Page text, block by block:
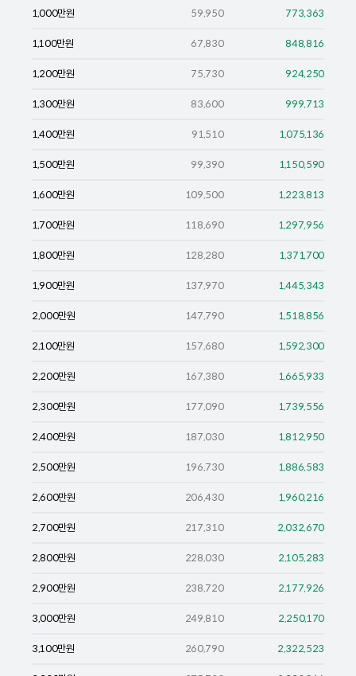
1,000만원 59,950 773,363
1,100만원 67,830 848,816
1,200만원 75,730 924,250
1,300만원 83,600 999,713
1,400만원 91,510 1,075,136
1,500만원 99,390 1,150,590
1,600만원 109,500 1,223,813
1,700만원 118,690 1,297,956
1,800만원 128,280 1,371,700
1,900만원 137,970 1,445,343
2,000만원 147,790 1,518,856
2,100만원 157,680 1,592,300
2,200만원 167,380 1,665,933
2,300만원 177,090 1,739,556
2,400만원 187,030 1,812,950
2,500만원 196,730 1,886,583
2,600만원 206,430 1,960,216
2,700만원 217,310 2,032,670
2,800만원 228,030 2,105,283
2,900만원 238,720 2,177,926
3,000만원 249,810 2,250,170
3,100만원 260,790 2,322,523